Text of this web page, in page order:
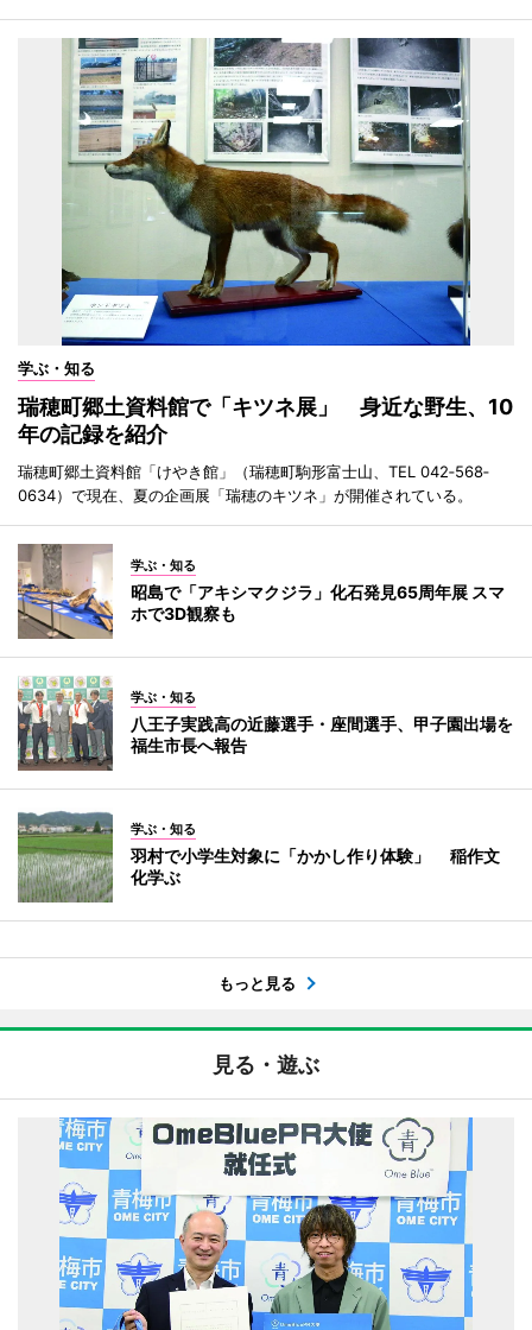
学ぶ・知る
瑞穂町郷土資料館で「キツネ展」 身近な野生、10
年の記録を紹介
瑞穂町郷土資料館「けやき館」（瑞穂町駒形富士山、TEL 042‐568‐
0634）で現在、夏の企画展「瑞穂のキツネ」が開催されている。
学ぶ・知る
昭島で「アキシマクジラ」化石発見65周年展 スマ
ホで3D観察も
学ぶ・知る
八王子実践高の近藤選手・座間選手、甲子園出場を
福生市長へ報告
学ぶ・知る
羽村で小学生対象に「かかし作り体験」 稲作文
化学ぶ
もっと見る
見る・遊ぶ